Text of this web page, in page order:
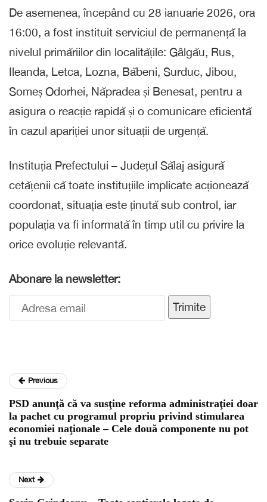
De asemenea, începând cu 28 ianuarie 2026, ora
16:00, a fost instituit serviciul de permanență la
nivelul primăriilor din localitățile: Gâlgău, Rus,
Ileanda, Letca, Lozna, Băbeni, Surduc, Jibou,
Someș Odorhei, Năpradea și Benesat, pentru a
asigura o reacție rapidă și o comunicare eficientă
în cazul apariției unor situații de urgență.
Instituția Prefectului – Județul Sălaj asigură
cetățenii că toate instituțiile implicate acționează
coordonat, situația este ținută sub control, iar
populația va fi informată în timp util cu privire la
orice evoluție relevantă.
Abonare la newsletter:
Trimite
Previous
PSD anunţă că va susţine reforma administraţiei doar
la pachet cu programul propriu privind stimularea
economiei naţionale – Cele două componente nu pot
şi nu trebuie separate
Next